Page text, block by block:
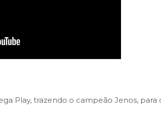
Play, trazendo o campeão Jenos, para